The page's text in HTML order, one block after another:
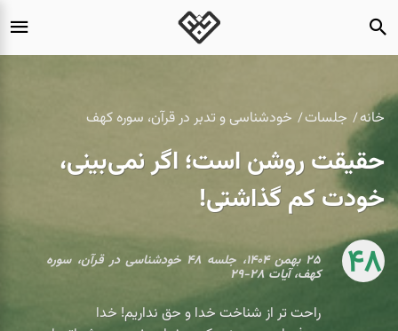
خانه جلسات خودشناسی و تدبر در قرآن، سوره کهف
حقیقت روشن است؛ اگر نمی‌بینی،
خودت کم گذاشتی!
48 ۲۵ بهمن ۱۴۰۴، جلسه ۴۸ خودشناسی در قرآن، سوره
کهف، آیات ۲۸-۲۹
راحت تر از شناخت خدا و حق نداریم! خدا